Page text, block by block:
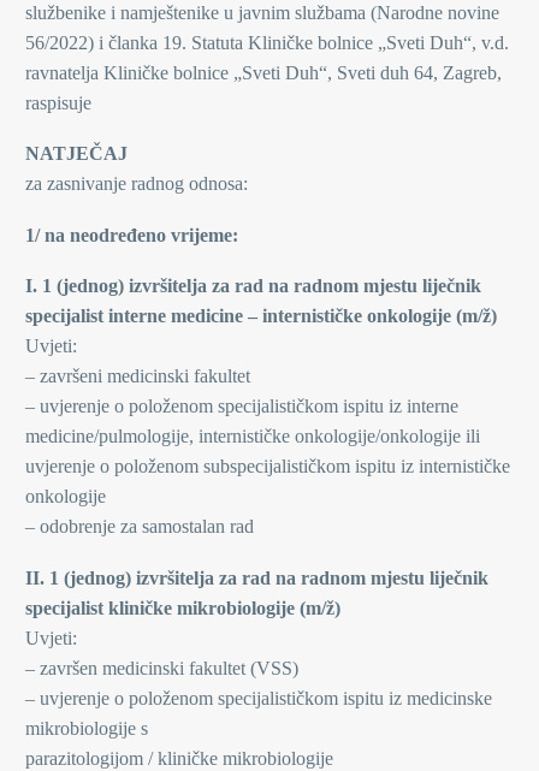
službenike i namještenike u javnim službama (Narodne novine
56/2022) i članka 19. Statuta Kliničke bolnice „Sveti Duh“, v.d.
ravnatelja Kliničke bolnice „Sveti Duh“, Sveti duh 64, Zagreb,
raspisuje
NATJEČAJ
za zasnivanje radnog odnosa:
1/ na neodređeno vrijeme:
I. 1 (jednog) izvršitelja za rad na radnom mjestu liječnik
specijalist interne medicine – internističke onkologije (m/ž)
Uvjeti:
– završeni medicinski fakultet
– uvjerenje o položenom specijalističkom ispitu iz interne
medicine/pulmologije, internističke onkologije/onkologije ili
uvjerenje o položenom subspecijalističkom ispitu iz internističke
onkologije
– odobrenje za samostalan rad
II. 1 (jednog) izvršitelja za rad na radnom mjestu liječnik
specijalist kliničke mikrobiologije (m/ž)
Uvjeti:
– završen medicinski fakultet (VSS)
– uvjerenje o položenom specijalističkom ispitu iz medicinske
mikrobiologije s
parazitologijom / kliničke mikrobiologije